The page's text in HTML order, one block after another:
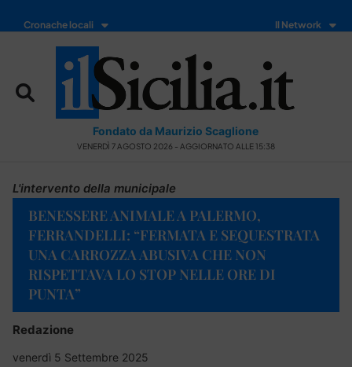
Cronache locali Il Network
Fondato da Maurizio Scaglione
VENERDÌ 7 AGOSTO 2026 - AGGIORNATO ALLE 15:38
L'intervento della municipale
BENESSERE ANIMALE A PALERMO,
FERRANDELLI: “FERMATA E SEQUESTRATA
UNA CARROZZA ABUSIVA CHE NON
RISPETTAVA LO STOP NELLE ORE DI
PUNTA”
Redazione
venerdì 5 Settembre 2025